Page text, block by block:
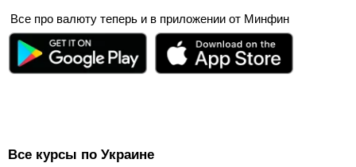
Все про валюту теперь и в приложении от Минфин
Все курсы по Украине